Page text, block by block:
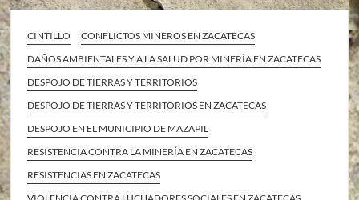
CINTILLO
CONFLICTOS MINEROS EN ZACATECAS
DAÑOS AMBIENTALES Y A LA SALUD POR MINERÍA EN ZACATECAS
DESPOJO DE TIERRAS Y TERRITORIOS
DESPOJO DE TIERRAS Y TERRITORIOS EN ZACATECAS
DESPOJO EN EL MUNICIPIO DE MAZAPIL
RESISTENCIA CONTRA LA MINERÍA EN ZACATECAS
RESISTENCIAS EN ZACATECAS